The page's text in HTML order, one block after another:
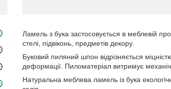
Ламель з бука застосовується в меблевій
стелі, підвіконь, предметів декору.
Буковий пиляний шпон відрізняється
деформації. Пиломатеріал витримує
Натуральна меблева ламель із бука